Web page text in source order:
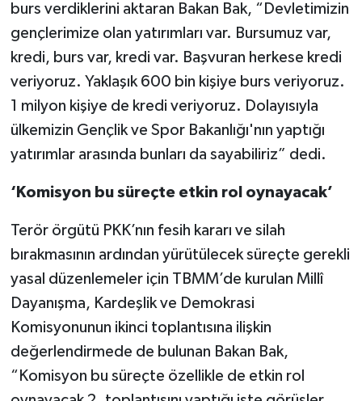
burs verdiklerini aktaran Bakan Bak, “Devletimizin
gençlerimize olan yatırımları var. Bursumuz var,
kredi, burs var, kredi var. Başvuran herkese kredi
veriyoruz. Yaklaşık 600 bin kişiye burs veriyoruz.
1 milyon kişiye de kredi veriyoruz. Dolayısıyla
ülkemizin Gençlik ve Spor Bakanlığı'nın yaptığı
yatırımlar arasında bunları da sayabiliriz” dedi.
‘Komisyon bu süreçte etkin rol oynayacak’
Terör örgütü PKK’nın fesih kararı ve silah
bırakmasının ardından yürütülecek süreçte gerekli
yasal düzenlemeler için TBMM’de kurulan Millî
Dayanışma, Kardeşlik ve Demokrasi
Komisyonunun ikinci toplantısına ilişkin
değerlendirmede de bulunan Bakan Bak,
“Komisyon bu süreçte özellikle de etkin rol